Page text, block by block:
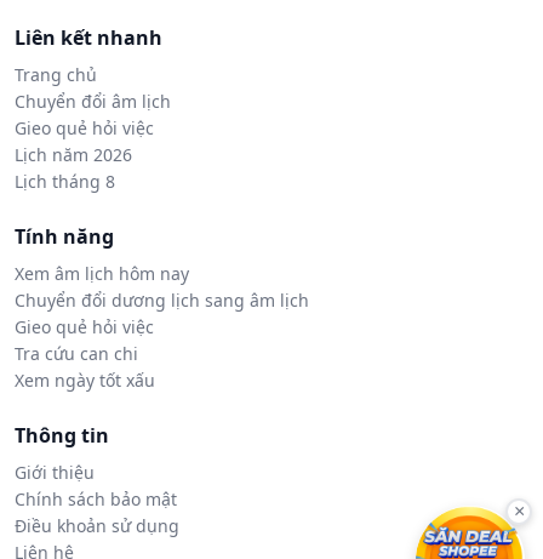
Liên kết nhanh
Trang chủ
Chuyển đổi âm lịch
Gieo quẻ hỏi việc
Lịch năm 2026
Lịch tháng 8
Tính năng
Xem âm lịch hôm nay
Chuyển đổi dương lịch sang âm lịch
Gieo quẻ hỏi việc
Tra cứu can chi
Xem ngày tốt xấu
Thông tin
Giới thiệu
Chính sách bảo mật
Điều khoản sử dụng
Liên hệ
×